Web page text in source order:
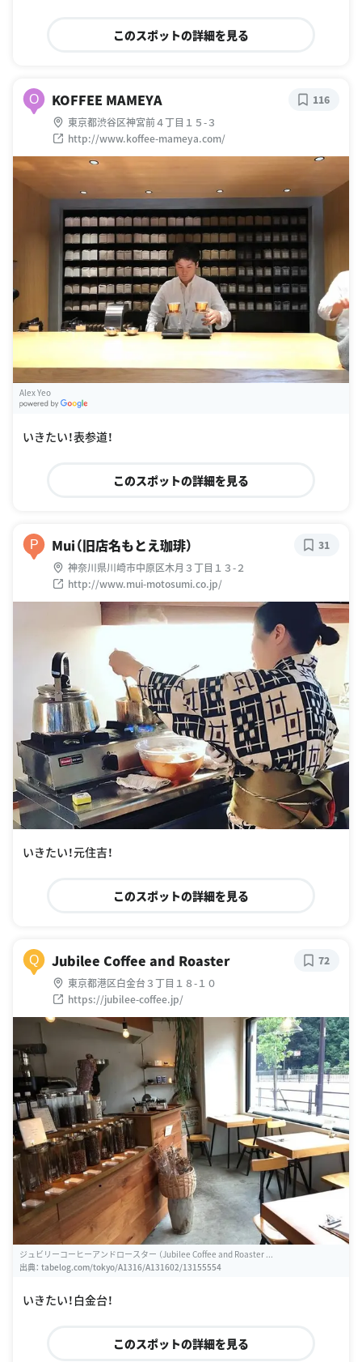
このスポットの詳細を見る
O KOFFEE MAMEYA
東京都渋谷区神宮前４丁目１５-３
http://www.koffee-mameya.com/
116
Alex Yeo
いきたい！表参道！
このスポットの詳細を見る
P Mui（旧店名もとえ珈琲）
神奈川県川崎市中原区木月３丁目１３-２
http://www.mui-motosumi.co.jp/
31
いきたい！元住吉！
このスポットの詳細を見る
Q Jubilee Coffee and Roaster
東京都港区白金台３丁目１８-１０
https://jubilee-coffee.jp/
72
ジュビリーコーヒーアンドロースター （Jubilee Coffee and Roaster ...
出典： tabelog.com/tokyo/A1316/A131602/13155554
いきたい！白金台！
このスポットの詳細を見る